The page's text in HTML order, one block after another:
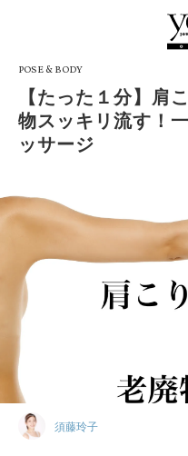
POSE & BODY
【たった１分】肩
物スッキリ流す！
ッサージ
須藤玲子